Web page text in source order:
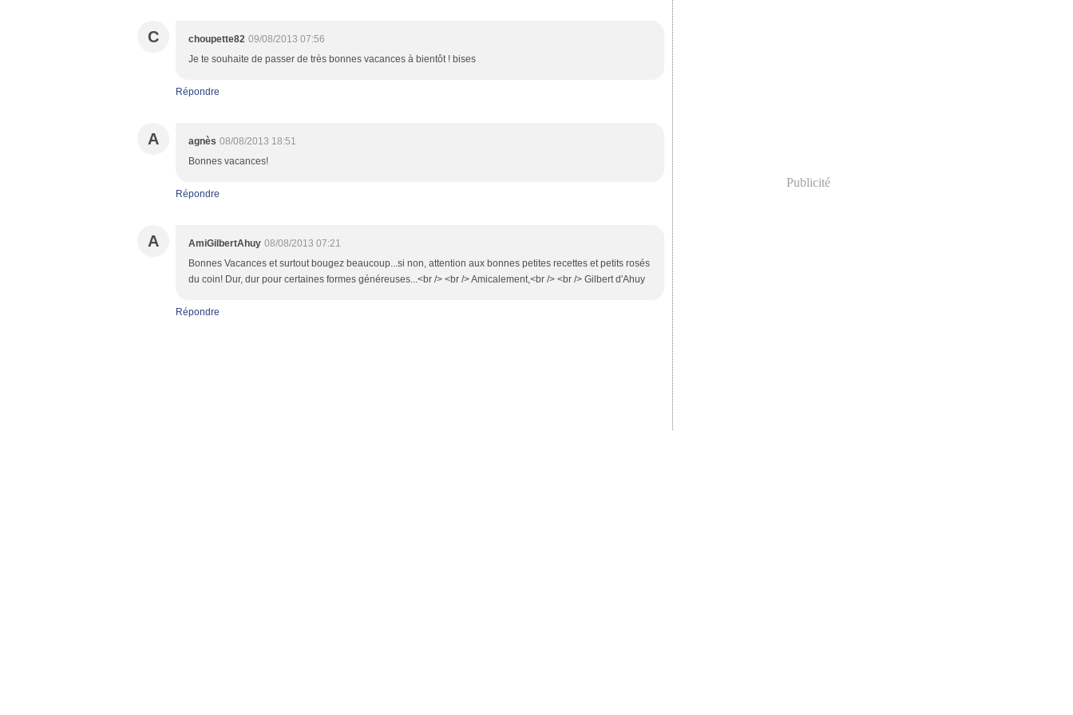
C choupette82 09/08/2013 07:56
Je te souhaite de passer de très bonnes vacances à bientôt ! bises
Répondre
A agnès 08/08/2013 18:51
Bonnes vacances!
Répondre
A AmiGilbertAhuy 08/08/2013 07:21
Bonnes Vacances et surtout bougez beaucoup...si non, attention aux bonnes petites recettes et petits rosés
du coin! Dur, dur pour certaines formes généreuses...<br /> <br /> Amicalement,<br /> <br /> Gilbert d'Ahuy
Répondre
Publicité